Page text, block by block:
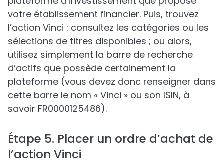
votre établissement financier. Puis, trouvez
l’action Vinci : consultez les catégories ou les
sélections de titres disponibles ; ou alors,
utilisez simplement la barre de recherche
d’actifs que possède certainement la
plateforme (vous devez donc renseigner dans
cette barre le nom « Vinci » ou son ISIN, à
savoir FR0000125486).
Étape 5. Placer un ordre d’achat de
l’action Vinci